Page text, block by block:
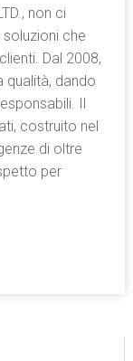
non ci
che
Dal 2008,
qualità, dando
Il
costruito nel
di oltre
per